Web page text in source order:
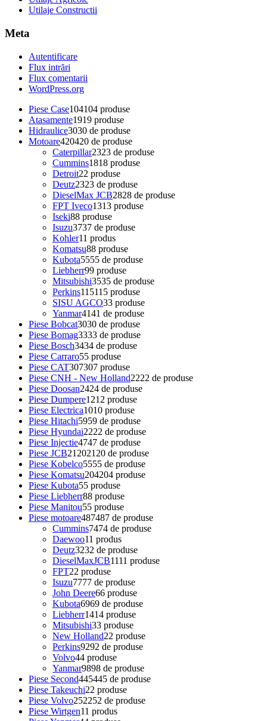
Utilaje Constructii
Meta
Autentificare
Flux intrări
Flux comentarii
WordPress.org
Piese Case104104 produse
Atasamente1919 produse
Hidraulice3030 de produse
Motoare420420 de produse
Caterpillar2323 de produse
Cummins1818 produse
Detroit22 produse
Deutz2323 de produse
DieselMax JCB2828 de produse
FPT Iveco1313 produse
Iseki88 produse
Isuzu3737 de produse
Kohler11 produs
Komatsu88 produse
Kubota5555 de produse
Liebherr99 produse
Mitsubishi3535 de produse
Perkins115115 produse
SISU AGCO33 produse
Yanmar4141 de produse
Piese Bobcat3030 de produse
Piese Bomag3333 de produse
Piese Bosch3434 de produse
Piese Carraro55 produse
Piese CAT307307 produse
Piese CNH - New Holland2222 de produse
Piese Doosan2424 de produse
Piese Dumpere1212 produse
Piese Electrica1010 produse
Piese Hitachi5959 de produse
Piese Hyundai2222 de produse
Piese Injectie4747 de produse
Piese JCB21202120 de produse
Piese Kobelco5555 de produse
Piese Komatsu204204 produse
Piese Kubota55 produse
Piese Liebherr88 produse
Piese Manitou55 produse
Piese motoare487487 de produse
Cummins7474 de produse
Daewoo11 produs
Deutz3232 de produse
DieselMaxJCB1111 produse
FPT22 produse
Isuzu7777 de produse
John Deere66 produse
Kubota6969 de produse
Liebherr1414 produse
Mitsubishi33 produse
New Holland22 produse
Perkins9292 de produse
Volvo44 produse
Yanmar9898 de produse
Piese Second445445 de produse
Piese Takeuchi22 produse
Piese Volvo252252 de produse
Piese Wirtgen11 produs